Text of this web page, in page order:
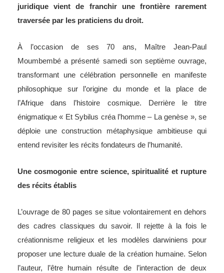
juridique vient de franchir une frontière rarement
traversée par les praticiens du droit.
À l’occasion de ses 70 ans, Maître Jean-Paul
Moumbembé a présenté samedi son septième ouvrage,
transformant une célébration personnelle en manifeste
philosophique sur l’origine du monde et la place de
l’Afrique dans l’histoire cosmique. Derrière le titre
énigmatique « Et Sybilus créa l’homme – La genèse », se
déploie une construction métaphysique ambitieuse qui
entend revisiter les récits fondateurs de l’humanité.
Une cosmogonie entre science, spiritualité et rupture
des récits établis
L’ouvrage de 80 pages se situe volontairement en dehors
des cadres classiques du savoir. Il rejette à la fois le
créationnisme religieux et les modèles darwiniens pour
proposer une lecture duale de la création humaine. Selon
l’auteur, l’être humain résulte de l’interaction de deux